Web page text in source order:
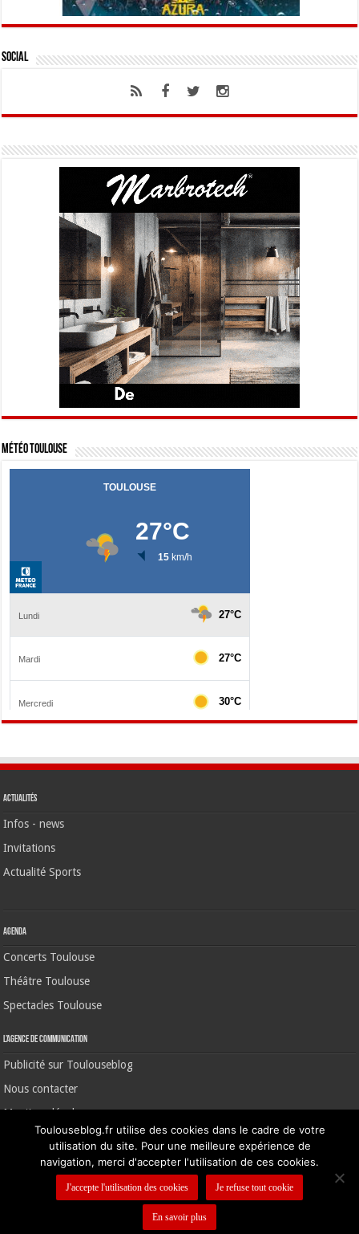
Social
Météo Toulouse
Actualités
Infos - news
Invitations
Actualité Sports
Agenda
Concerts Toulouse
Théâtre Toulouse
Spectacles Toulouse
L’agence de communication
Publicité sur Toulouseblog
Nous contacter
Mentions légales
©2006-2026 Toulouse Blog | CNIL N° 1391640
Nous contacter Mentions légales
Toulouseblog.fr utilise des cookies dans le cadre de votre
utilisation du site. Pour une meilleure expérience de
navigation, merci d'accepter l'utilisation de ces cookies.
J'accepte l'utilisation des cookies Je refuse tout cookie
En savoir plus